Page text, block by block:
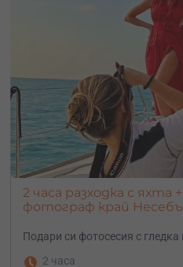
2 часа разходка с яхта
фотограф край
Подари си фотосесия с
2 часа